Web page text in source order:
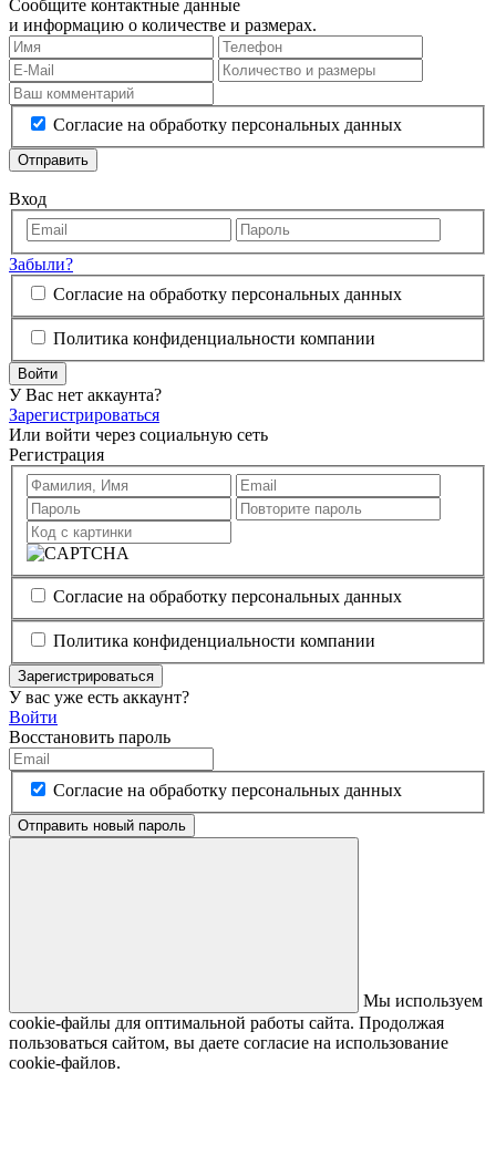
Сообщите контактные данные
и информацию о количестве и размерах.
Согласие на обработку персональных данных
Отправить
Вход
Забыли?
Согласие на обработку персональных данных
Политика конфиденциальности компании
Войти
У Вас нет аккаунта?
Зарегистрироваться
Или войти через социальную сеть
Регистрация
Согласие на обработку персональных данных
Политика конфиденциальности компании
Зарегистрироваться
У вас уже есть аккаунт?
Войти
Восстановить пароль
Согласие на обработку персональных данных
Отправить новый пароль
Мы используем
cookie-файлы для оптимальной работы сайта. Продолжая
пользоваться сайтом, вы даете согласие на использование
cookie-файлов.